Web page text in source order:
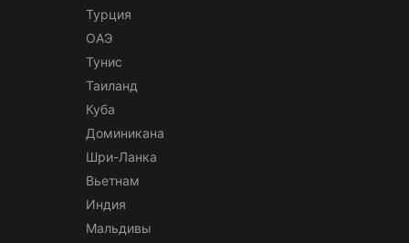
Турция
ОАЭ
Тунис
Таиланд
Куба
Доминикана
Шри-Ланка
Вьетнам
Индия
Мальдивы